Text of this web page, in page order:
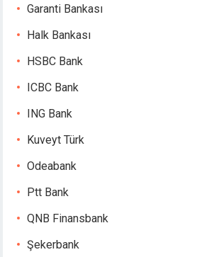
Garanti Bankası
Halk Bankası
HSBC Bank
ICBC Bank
ING Bank
Kuveyt Türk
Odeabank
Ptt Bank
QNB Finansbank
Şekerbank